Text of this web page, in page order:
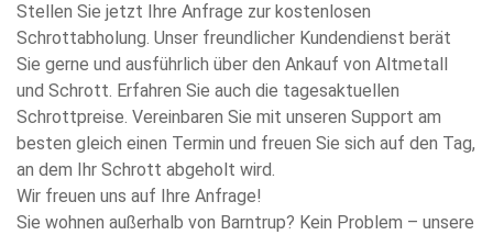
Stellen Sie jetzt Ihre Anfrage zur kostenlosen
Schrottabholung. Unser freundlicher Kundendienst berät
Sie gerne und ausführlich über den Ankauf von Altmetall
und Schrott. Erfahren Sie auch die tagesaktuellen
Schrottpreise. Vereinbaren Sie mit unseren Support am
besten gleich einen Termin und freuen Sie sich auf den Tag,
an dem Ihr Schrott abgeholt wird.
Wir freuen uns auf Ihre Anfrage!
Sie wohnen außerhalb von Barntrup? Kein Problem – unsere